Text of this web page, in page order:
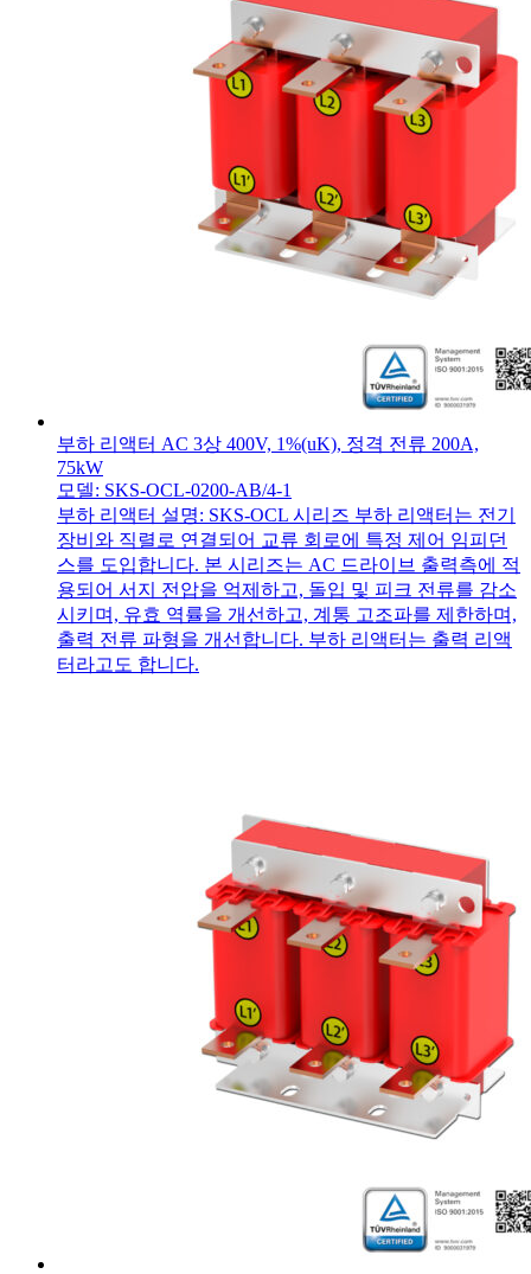
부하 리액터 AC 3상 400V, 1%(uK), 정격 전류 200A,
75kW
모델: SKS-OCL-0200-AB/4-1
부하 리액터 설명: SKS-OCL 시리즈 부하 리액터는 전기
장비와 직렬로 연결되어 교류 회로에 특정 제어 임피던
스를 도입합니다. 본 시리즈는 AC 드라이브 출력측에 적
용되어 서지 전압을 억제하고, 돌입 및 피크 전류를 감소
시키며, 유효 역률을 개선하고, 계통 고조파를 제한하며,
출력 전류 파형을 개선합니다. 부하 리액터는 출력 리액
터라고도 합니다.